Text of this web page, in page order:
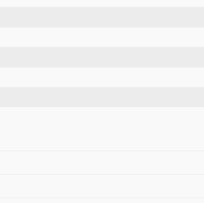
45-12